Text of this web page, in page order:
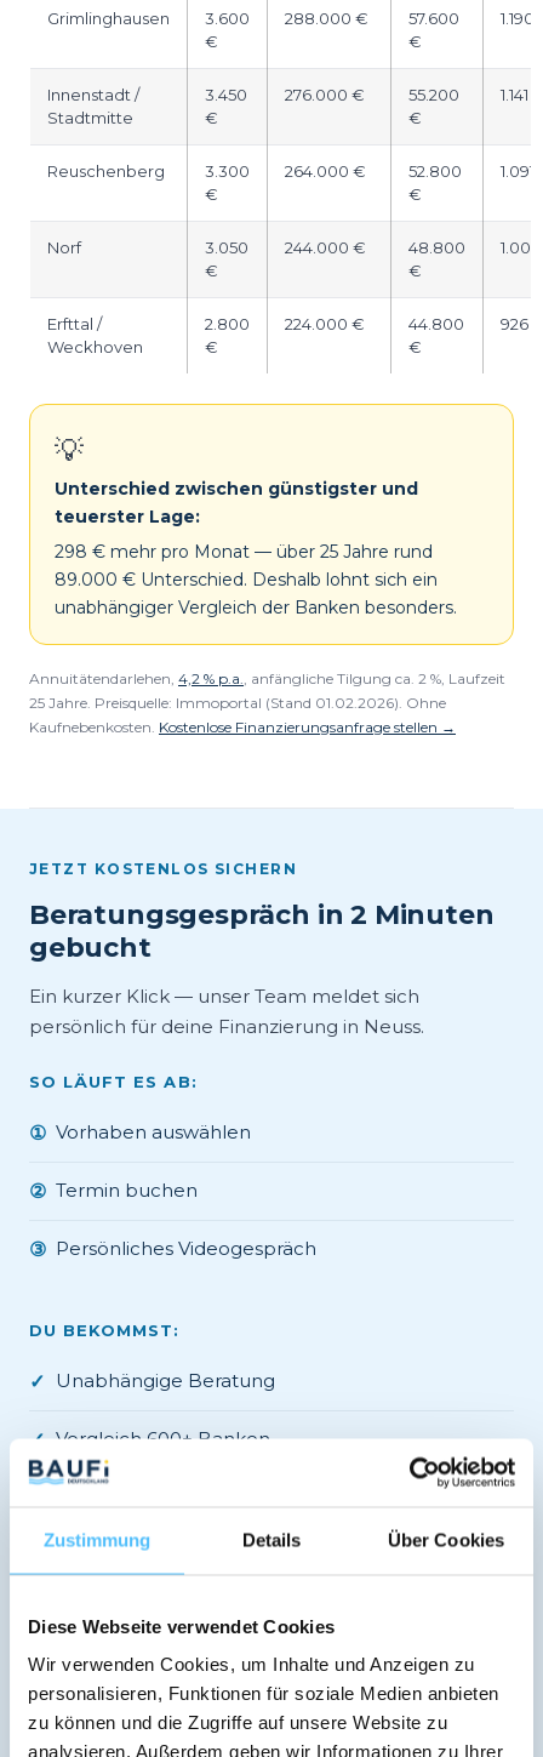
Zustimmung Details Über Cookies
Diese Webseite verwendet Cookies
Wir verwenden Cookies, um Inhalte und Anzeigen zu
personalisieren, Funktionen für soziale Medien anbieten
zu können und die Zugriffe auf unsere Website zu
analysieren. Außerdem geben wir Informationen zu Ihrer
Grimlinghausen
3.600
€
288.000 €
57.600
€
1.190
Innenstadt /
Stadtmitte
3.450
€
276.000 €
55.200
€
1.141
Reuschenberg
3.300
€
264.000 €
52.800
€
1.091
Norf
3.050
€
244.000 €
48.800
€
Erfttal /
Weckhoven
2.800
€
224.000 €
44.800
€
926
💡
Unterschied zwischen günstigster und
teuerster Lage:
298 € mehr pro Monat — über 25 Jahre rund
89.000 € Unterschied. Deshalb lohnt sich ein
unabhängiger Vergleich der Banken besonders.
Annuitätendarlehen, 4,2 % p.a., anfängliche Tilgung ca. 2 %, Laufzeit
25 Jahre. Preisquelle: Immoportal (Stand 01.02.2026). Ohne
Kaufnebenkosten. Kostenlose Finanzierungsanfrage stellen →
JETZT KOSTENLOS SICHERN
Beratungsgespräch in 2 Minuten
gebucht
Ein kurzer Klick — unser Team meldet sich
persönlich für deine Finanzierung in Neuss.
SO LÄUFT ES AB:
① Vorhaben auswählen
② Termin buchen
③ Persönliches Videogespräch
DU BEKOMMST:
✓ Unabhängige Beratung
✓ Vergleich 600+ Banken
Regionale Banken-Expertise
✓ Kostenlos · ✓ Unverbindlich · ✓ DSGVO-konform